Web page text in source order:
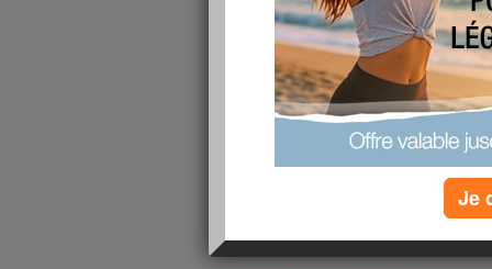
aussi à mes anciennes amies de passer
pour autant que je vous oublie.Je pense
moyen de mieux gérer.Vous le constaterez
Sinon,j'ai été à la alle de sport
abdos cuisses) et je peux vous dire que
difficile.Mais il ne faut pas oublier que
pass gratuit que j'ai ne dure que 8
Aujourd'hui,il fait chaud sur mon île.On
est seulement en septembre et il fait bien
décmebre janvier qu'est ce ça va
Je